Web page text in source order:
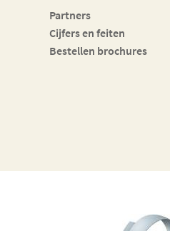
Partners
Cijfers en feiten
Bestellen brochures